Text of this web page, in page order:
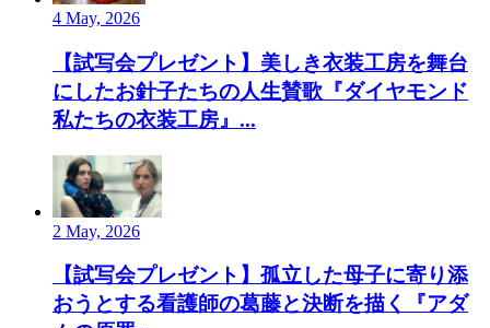
4 May, 2026
【試写会プレゼント】美しき衣装工房を舞台
にしたお針子たちの人生賛歌『ダイヤモンド
私たちの衣装工房』...
2 May, 2026
【試写会プレゼント】孤立した母子に寄り添
おうとする看護師の葛藤と決断を描く『アダ